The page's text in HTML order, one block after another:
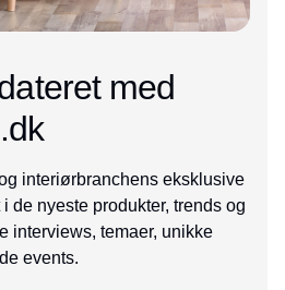
med
interiørbranchens eksklusive
de nyeste produkter, trends og
interviews, temaer, unikke
events.